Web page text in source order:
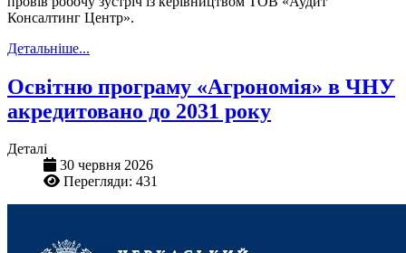
Консалтинг Центр».
Детальніше...
Освітню програму «Агрономія» в ЧНУ
акредитовано до 2031 року
Деталі
30 червня 2026
Перегляди: 431